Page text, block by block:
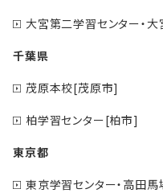
大宮第二学習センター・
千葉県
茂原本校[茂原市]
柏学習センター[柏市]
東京都
東京学習センター・高田